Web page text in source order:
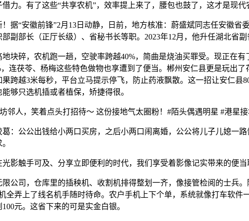
。有了这些“共享农机”，效率提上来了，腰包也鼓了，这才是现代
“安徽前锋”2月13日动静，日前，地方核准：蔚盛斌同志任安徽省
副部长（正厅长级）、省秘书长等职。2023年12月，他升任湖北省副
碎，农机跑一趟，空驶率跨越40%，简曲是烧油买罪受。现正在有
连茯苓、杨梅这些特色做物也享遭到了便当。郴州安仁县更是玩出
跨越3米每秒，平台立马提示停飞，防止药液飘散。这一招让安仁县
够只选机插或者植保，矫捷得很。
人，笑着点头打招待～ 这份接地气太圈粉！#陌头偶遇明星 #港星接
公公出钱给小两口买房，之后小两口闹离婚，公公将儿子儿媳一
触手可及、分享立即便利的时代，我们享受着影像记实带来的便当
司，仓库里的插秧机、收割机排得整划一齐，像接管检阅的士兵
全弄上了线名机手随时待命。农户手机上下个单，系统就像打车软
元。这省下来的可是实金白银。